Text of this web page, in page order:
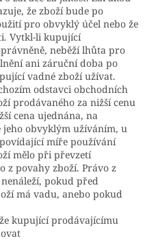
že zboží bude po
pro obvyklý účel nebo že
Vytkl-li kupující
neběží lhůta pro
ani záruční doba po
vadné zboží užívat.
odstavci obchodních
prodávaného za nižší cenu
cena ujednána, na
jeho obvyklým užíváním, u
míře používání
mělo při převzetí
z povahy zboží. Právo z
pokud před
má vadu, anebo pokud
kupující prodávajícímu